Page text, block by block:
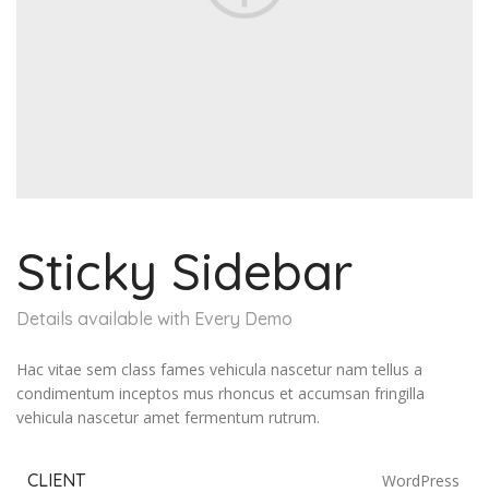
Sticky Sidebar
Details available with Every Demo
Hac vitae sem class fames vehicula nascetur nam tellus a
condimentum inceptos mus rhoncus et accumsan fringilla
vehicula nascetur amet fermentum rutrum.
CLIENT WordPress